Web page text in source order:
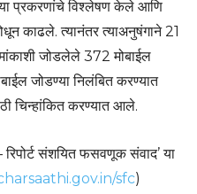
या प्रकरणांचे विश्लेषण केले आणि
काढले. त्यानंतर त्याअनुषंगाने 21
जोडलेले 372 मोबाईल
जोडण्या निलंबित करण्यात
चिन्हांकित करण्यात आले.
रिपोर्ट संशयित फसवणूक संवाद’ या
sfc)